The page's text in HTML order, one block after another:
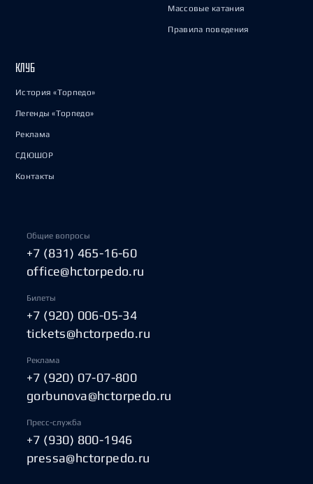
Массовые катания
Правила поведения
КЛУБ
История «Торпедо»
Легенды «Торпедо»
Реклама
СДЮШОР
Контакты
Общие вопросы
+7 (831) 465-16-60
office@hctorpedo.ru
Билеты
+7 (920) 006-05-34
tickets@hctorpedo.ru
Реклама
+7 (920) 07-07-800
gorbunova@hctorpedo.ru
Пресс-служба
+7 (930) 800-1946
pressa@hctorpedo.ru